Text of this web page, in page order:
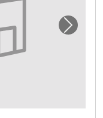
in Preising